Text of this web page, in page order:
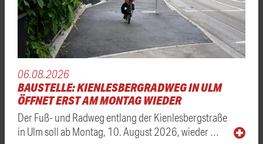
06.08.2026
BAUSTELLE: KIENLESBERGRADWEG IN ULM
ÖFFNET ERST AM MONTAG WIEDER
Der Fuß- und Radweg entlang der Kienlesbergstraße
in Ulm soll ab Montag, 10. August 2026, wieder …